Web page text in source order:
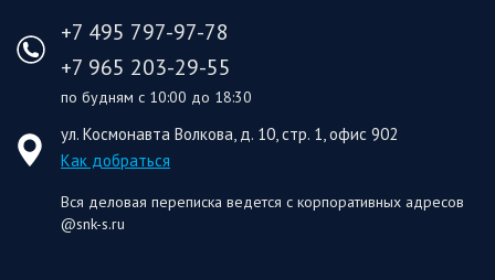
+7 495 797-97-78
+7 965 203-29-55
по будням с 10:00 до 18:30
ул. Космонавта Волкова, д. 10, стр. 1, офис 902
Как добраться
Вся деловая переписка ведется с корпоративных адресов
@snk-s.ru